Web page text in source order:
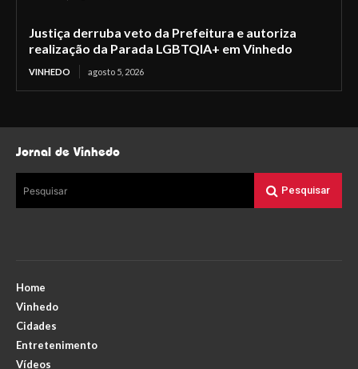
Justiça derruba veto da Prefeitura e autoriza
realização da Parada LGBTQIA+ em Vinhedo
VINHEDO agosto 5, 2026
Jornal de Vinhedo
Pesquisar Pesquisar
Home
Vinhedo
Cidades
Entretenimento
Vídeos